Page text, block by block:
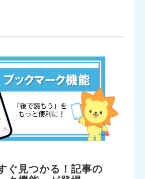
ぐ見つかる！記事の